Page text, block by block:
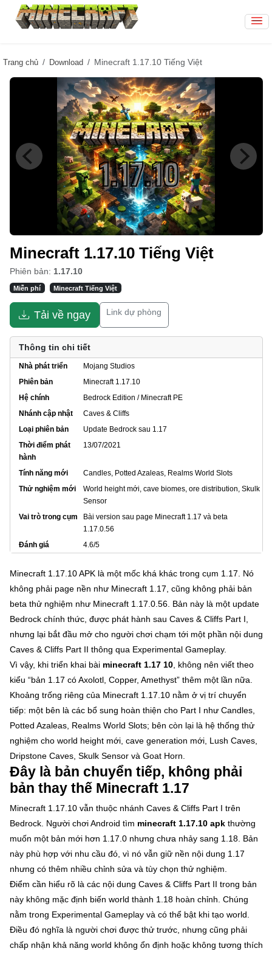
Trang chủ Download Minecraft 1.17.10 Tiếng Việt
Minecraft 1.17.10 Tiếng Việt
Phiên bản: 1.17.10
Miễn phí Minecraft Tiếng Việt
Tải về ngay Link dự phòng
Thông tin chi tiết
Nhà phát triển
Mojang Studios
Phiên bản
Minecraft 1.17.10
Hệ chính
Bedrock Edition / Minecraft PE
Nhánh cập nhật
Caves & Cliffs
Loại phiên bản
Update Bedrock sau 1.17
Thời điểm phát
hành
13/07/2021
Tính năng mới
Candles, Potted Azaleas, Realms World Slots
Thử nghiệm mới
World height mới, cave biomes, ore distribution, Skulk
Sensor
Vai trò trong cụm
Bài version sau page Minecraft 1.17 và beta
1.17.0.56
Đánh giá
4.6/5
Minecraft 1.17.10 APK là một mốc khá khác trong cụm 1.17. Nó
không phải page nền như Minecraft 1.17, cũng không phải bản
beta thử nghiệm như Minecraft 1.17.0.56. Bản này là một update
Bedrock chính thức, được phát hành sau Caves & Cliffs Part I,
nhưng lại bắt đầu mở cho người chơi chạm tới một phần nội dung
Caves & Cliffs Part II thông qua Experimental Gameplay.
Vì vậy, khi triển khai bài minecraft 1.17 10, không nên viết theo
kiểu “bản 1.17 có Axolotl, Copper, Amethyst” thêm một lần nữa.
Khoảng trống riêng của Minecraft 1.17.10 nằm ở vị trí chuyển
tiếp: một bên là các bổ sung hoàn thiện cho Part I như Candles,
Potted Azaleas, Realms World Slots; bên còn lại là hệ thống thử
nghiệm cho world height mới, cave generation mới, Lush Caves,
Dripstone Caves, Skulk Sensor và Goat Horn.
Đây là bản chuyển tiếp, không phải
bản thay thế Minecraft 1.17
Minecraft 1.17.10 vẫn thuộc nhánh Caves & Cliffs Part I trên
Bedrock. Người chơi Android tìm minecraft 1.17.10 apkthường
muốn một bản mới hơn 1.17.0 nhưng chưa nhảy sang 1.18. Bản
này phù hợp với nhu cầu đó, vì nó vẫn giữ nền nội dung 1.17
nhưng có thêm nhiều chỉnh sửa và tùy chọn thử nghiệm.
Điểm cần hiểu rõ là các nội dung Caves & Cliffs Part II trong bản
này không mặc định biến world thành 1.18 hoàn chỉnh. Chúng
nằm trong Experimental Gameplay và có thể bật khi tạo world.
Điều đó nghĩa là người chơi được thử trước, nhưng cũng phải
chấp nhận khả năng world không ổn định hoặc không tương thích